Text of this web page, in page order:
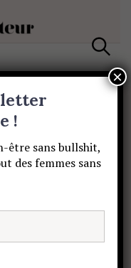
e
a
clics–
!
être sans bullshit,
des femmes sans
×